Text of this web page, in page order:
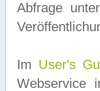
Abfrage
Im User's
Webservice